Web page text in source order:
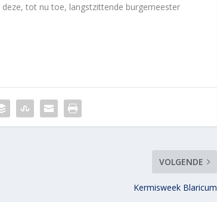
tot nu toe, langstzittende burgemeester
VOLGENDE
Kermisweek Blaricum